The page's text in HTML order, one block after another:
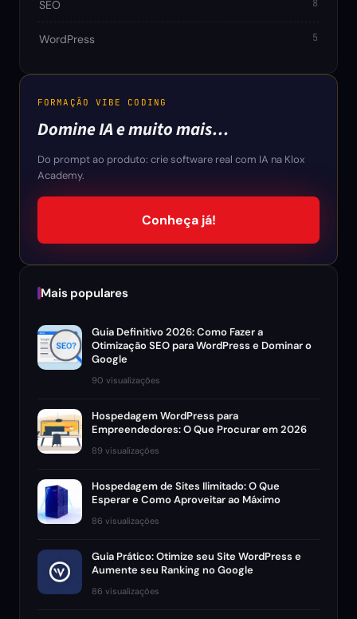
SEO 8
WordPress 5
FORMAÇÃO VIBE CODING
Domine IA e muito mais…
Do prompt ao produto: crie software real com IA na Klox
Academy.
Conheça já!
Mais populares
Guia Definitivo 2026: Como Fazer a
Otimização SEO para WordPress e Dominar o
Google
90 visualizações
Hospedagem WordPress para
Empreendedores: O Que Procurar em 2026
89 visualizações
Hospedagem de Sites Ilimitado: O Que
Esperar e Como Aproveitar ao Máximo
86 visualizações
Guia Prático: Otimize seu Site WordPress e
Aumente seu Ranking no Google
86 visualizações